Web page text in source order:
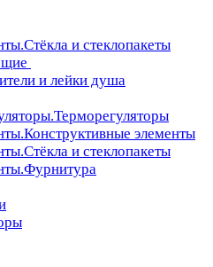
и стеклопакеты
и лейки душа
элементы
и стеклопакеты